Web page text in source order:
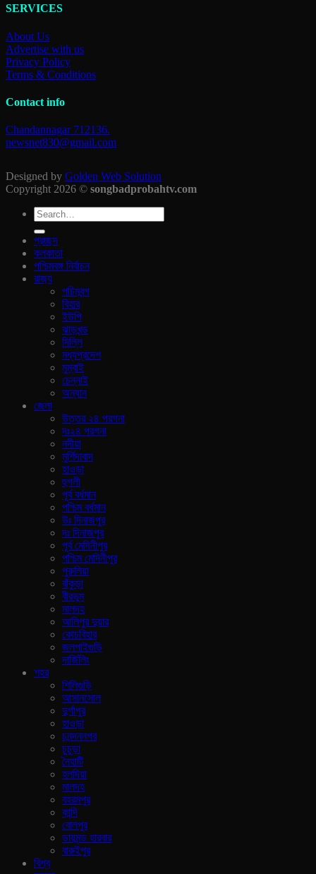
SERVICES
About Us
Advertise with us
Privacy Policy
Terms & Conditions
Contact info
Chandannagar 712136.
newsnet830@gmail.com
Designed by Golden Web Solution
Copyright 2026 © songbadprobahtv.com
প্রচ্ছদ
কলকাতা
পশ্চিমবঙ্গ নির্বাচন
রাজ‍্য
পচিমবন্গ
বিহার
ইউপি
ঝাড়খন্ড
দিল্লি
মধ্যপ্রদেশ
মুম্বাই
চেন্নাই
অন্যান
জেলা
উত্তর ২৪ পরগনা
দঃ২৪ পরগনা
নদীয়া
মুর্শিদাবাদ
হাওড়া
হুগলী
পূর্ব বর্ধমান
পশ্চিম বর্ধমান
উঃ দিনাজপুর
দঃ দিনাজপুর
পূর্ব মেদিনীপুর
পশ্চিম মেদিনীপুর
পুরুলিয়া
বাঁকুড়া
বীরভুম
মালদহ
আলিপুর দুয়ার
কোচবিহার
জলপাইগুড়ি
দার্জিলিং
শহর
শিলিগুড়ি
আসানসোল
দুর্গাপুর
হাওড়া
চনন্দননগর
চুচুড়া
নৈহাটি
হলদিয়া
মালদহ
বহরমপুর
কান্দি
বোলপুর
ডায়মন্ড হারবার
বারুইপুর
বিশ্ব